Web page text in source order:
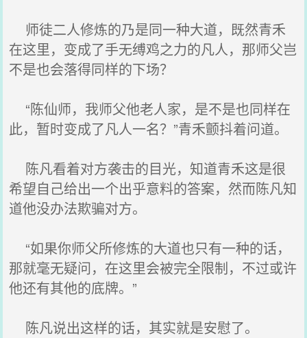
师徒二人修炼的乃是同一种大道，既然青禾
在这里，变成了手无缚鸡之力的凡人，那师父岂
不是也会落得同样的下场？
“陈仙师，我师父他老人家，是不是也同样在
此，暂时变成了凡人一名？”青禾颤抖着问道。
陈凡看着对方袭击的目光，知道青禾这是很
希望自己给出一个出乎意料的答案，然而陈凡知
道他没办法欺骗对方。
“如果你师父所修炼的大道也只有一种的话，
那就毫无疑问，在这里会被完全限制，不过或许
他还有其他的底牌。”
陈凡说出这样的话，其实就是安慰了。